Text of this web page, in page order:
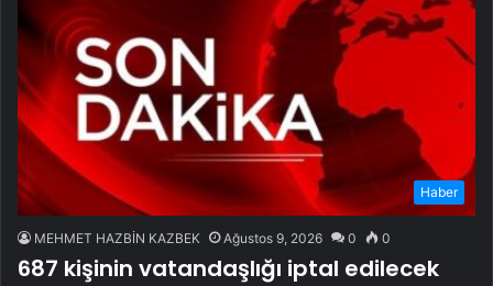
Haber
MEHMET HAZBİN KAZBEK Ağustos 9, 2026 0 0
687 kişinin vatandaşlığı iptal edilecek